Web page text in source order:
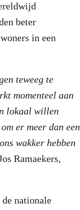
beter
in een
teweeg te
momenteel aan
lokaal willen
er meer dan een
wakker hebben
Ramaekers,
nationale